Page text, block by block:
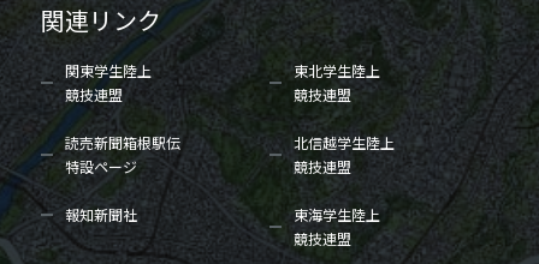
関連リンク
関東学生陸上
競技連盟
東北学生陸上
競技連盟
読売新聞箱根駅伝
特設ページ
北信越学生陸上
競技連盟
報知新聞社
東海学生陸上
競技連盟